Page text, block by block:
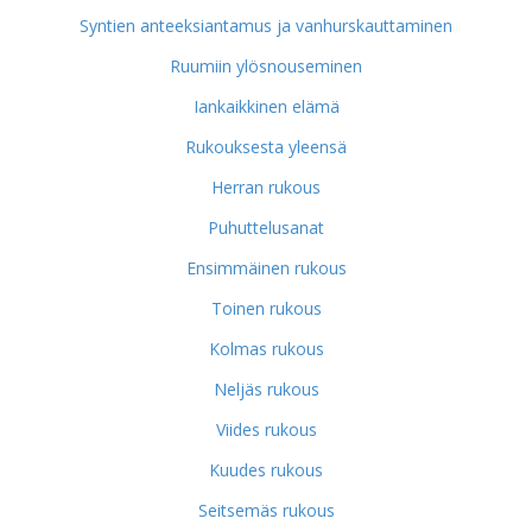
Syntien anteeksiantamus ja vanhurskauttaminen
Ruumiin ylösnouseminen
Iankaikkinen elämä
Rukouksesta yleensä
Herran rukous
Puhuttelusanat
Ensimmäinen rukous
Toinen rukous
Kolmas rukous
Neljäs rukous
Viides rukous
Kuudes rukous
Seitsemäs rukous